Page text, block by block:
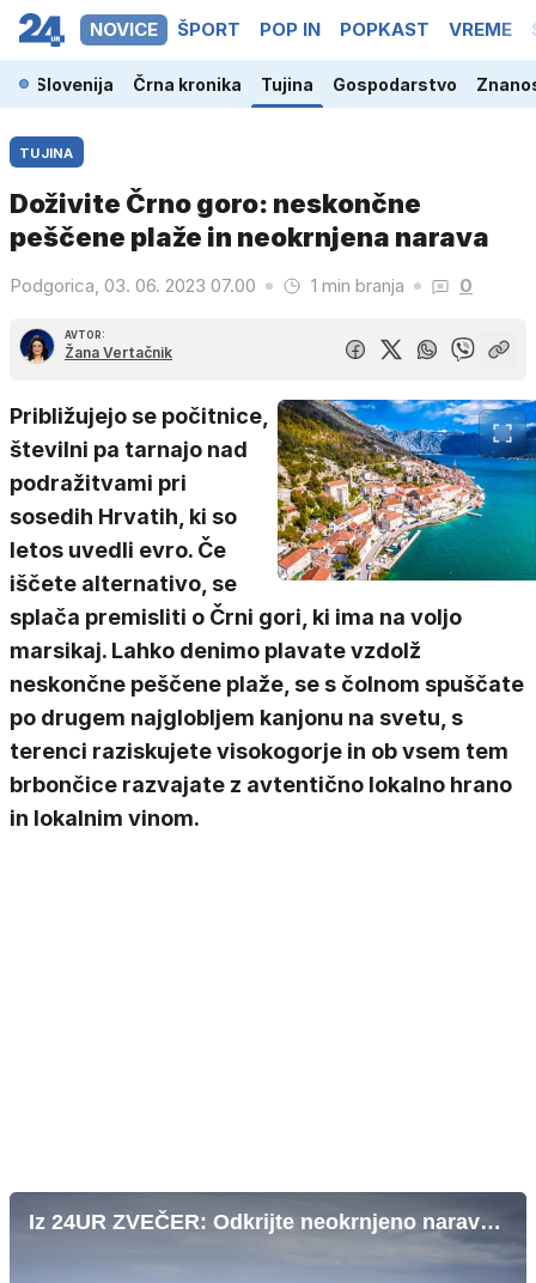
NOVICE ŠPORT POP IN POPKAST VREME
Slovenija Črna kronika Tujina Gospodarstvo
TUJINA
Doživite Črno goro: neskončne
peščene plaže in neokrnjena narava
Podgorica, 03. 06. 2023 07.00 1 min branja 0
AVTOR:
Žana Vertačnik
Približujejo se počitnice,
številni pa tarnajo nad
podražitvami pri
sosedih Hrvatih, ki so
letos uvedli evro. Če
iščete alternativo, se
splača premisliti o Črni gori, ki ima na voljo
marsikaj. Lahko denimo plavate vzdolž
neskončne peščene plaže, se s čolnom spuščate
po drugem najglobljem kanjonu na svetu, s
terenci raziskujete visokogorje in ob vsem tem
brbončice razvajate z avtentično lokalno hrano
in lokalnim vinom.
Iz 24UR ZVEČER: Odkrijte neokrnjeno naravo Črne gore